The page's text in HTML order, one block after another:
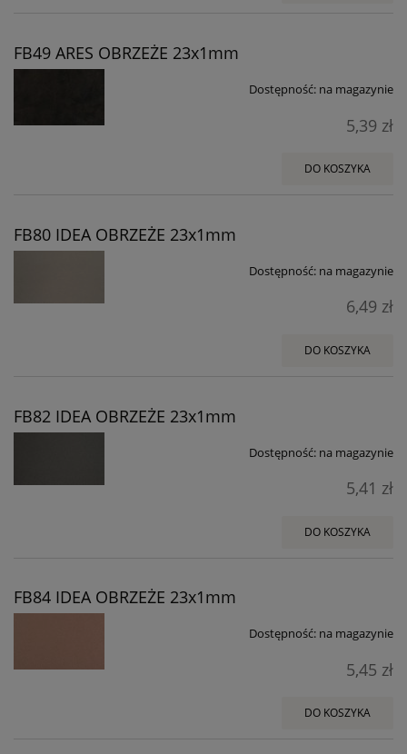
FB49 ARES OBRZEŻE 23x1mm
Dostępność: na magazynie
5,39 zł
DO KOSZYKA
FB80 IDEA OBRZEŻE 23x1mm
Dostępność: na magazynie
6,49 zł
DO KOSZYKA
FB82 IDEA OBRZEŻE 23x1mm
Dostępność: na magazynie
5,41 zł
DO KOSZYKA
FB84 IDEA OBRZEŻE 23x1mm
Dostępność: na magazynie
5,45 zł
DO KOSZYKA